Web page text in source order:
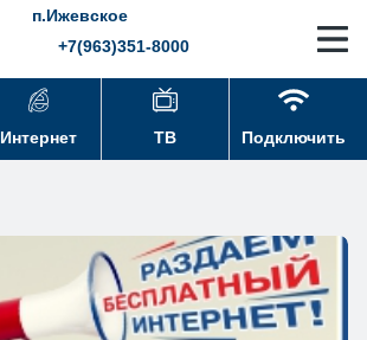
п.Ижевское
+7(963)351-8000
Интернет ТВ Подключить